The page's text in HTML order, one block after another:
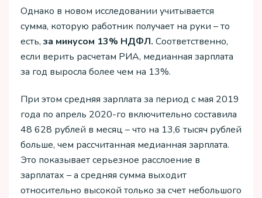
Однако в новом исследовании учитывается
сумма, которую работник получает на руки – то
есть,за минусом 13% НДФЛ. Соответственно,
если верить расчетам РИА, медианная зарплата
за год выросла более чем на 13%.
При этом средняя зарплата за период с мая 2019
года по апрель 2020-го включительно составила
48 628 рублей в месяц – что на 13,6 тысяч рублей
больше, чем рассчитанная медианная зарплата.
Это показывает серьезное расслоение в
зарплатах – а средняя сумма выходит
относительно высокой только за счет небольшого